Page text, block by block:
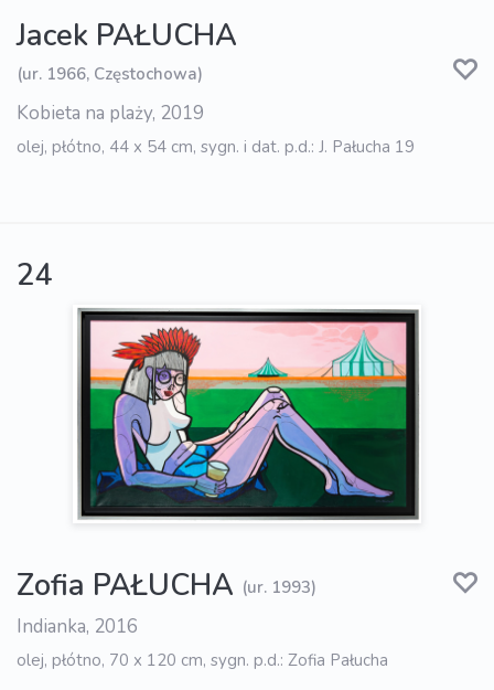
Jacek PAŁUCHA
(ur. 1966, Częstochowa)
Kobieta na plaży, 2019
olej, płótno, 44 x 54 cm, sygn. i dat. p.d.: J. Pałucha 19
24
Zofia PAŁUCHA (ur. 1993)
Indianka, 2016
olej, płótno, 70 x 120 cm, sygn. p.d.: Zofia Pałucha